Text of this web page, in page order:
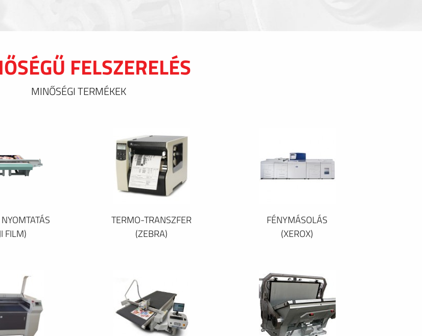
FELSZERELÉS
MINŐSÉGI TERMÉKEK
FILM)
TERMO-TRANSZFER
(ZEBRA)
FÉNYMÁSOLÁS
(XEROX)